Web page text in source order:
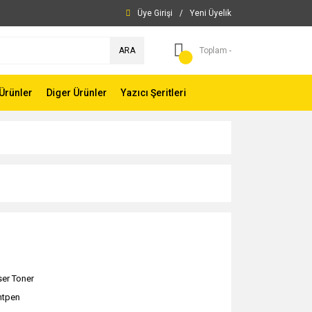
Üye Girişi / Yeni Üyelik
ARA Toplam -
Diger Ürünler Yazıcı Şeritleri
Toner